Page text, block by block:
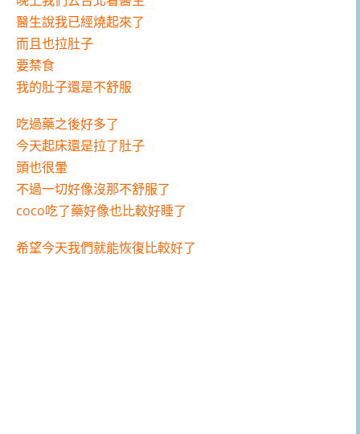
醫生說我已經燒起來了
而且也拉肚子
要禁食
我的肚子還是不舒服
吃過藥之後好多了
今天起床還是拉了肚子
頭也很暈
不過一切好像沒那不舒服了
coco吃了藥好像也比較好睡了
希望今天我們就能恢復比較好了